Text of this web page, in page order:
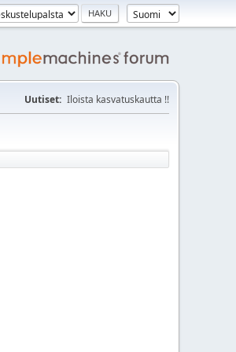
Uutiset: Iloista kasvatuskautta !!